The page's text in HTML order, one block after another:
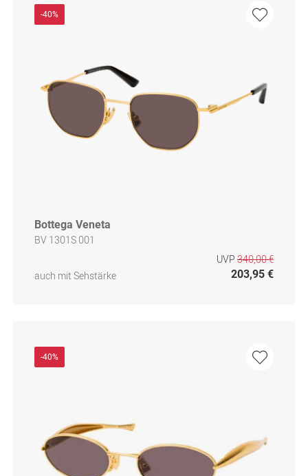
-40%
Bottega Veneta
BV 1301S 001
auch mit Sehstärke
UVP 340,00 €
203,95 €
-40%